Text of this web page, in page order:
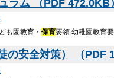
ラム （PDF 472.0KB
も園教育・保育要領 幼稚園教育
の安全対策） （PDF